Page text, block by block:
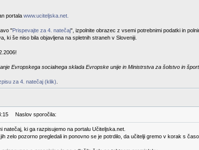
portala www.uciteljska.net.
"Prispevajte za 4. natečaj", izpolnite obrazec z vsemi potrebnimi podatki in
ki še niso bila objavljena na spletnih straneh v Sloveniji.
Evropskega socialnega sklada Evropske unije in Ministrstva za šolstvo in šport.
za 4. natečaj (klik)
Naslov sporočila:
natečaj, ki ga razpisujemo na portalu Učiteljska.net.
zelo pozorno pregledali in ponovno se je potrdilo, da učitelji gremo v korak s